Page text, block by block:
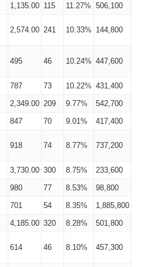
1,135.00 115 11.27% 506,100
2,574.00 241 10.33% 144,800
495 46 10.24% 447,600
787 73 10.22% 431,400
2,349.00 209 9.77%
542,700
847 70 9.01% 417,400
918 74 8.77% 737,200
3,730.00 300 8.75%
233,600
980 77 8.53%
98,800
701 54 8.35%
1,885,800
4,185.00 320 8.28% 501,800
614 46 8.10% 457,300